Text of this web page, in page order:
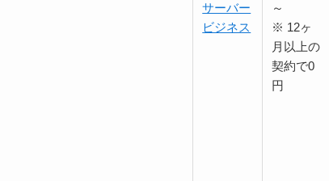
サーバー
ビジネス
～
※ 12ヶ
月以上の
契約で0
円